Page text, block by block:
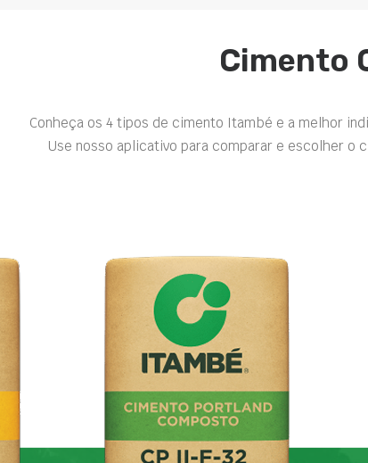
Cimento
Conheça os 4 tipos de cimento Itambé e a melhor
Use nosso aplicativo para comparar e escolher o